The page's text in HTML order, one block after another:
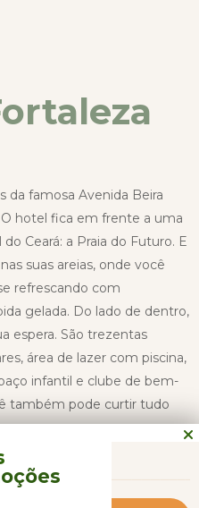
da famosa Avenida Beira
O hotel fica em frente a uma
Ceará: a Praia do Futuro. E
suas areias, onde você
refrescando com
gelada. Do lado de dentro,
espera. São trezentas
área de lazer com piscina,
infantil e clube de bem-
também pode curtir tudo
causa da posição central
praias como o
feirinha de
noturna da Praia de Meireles